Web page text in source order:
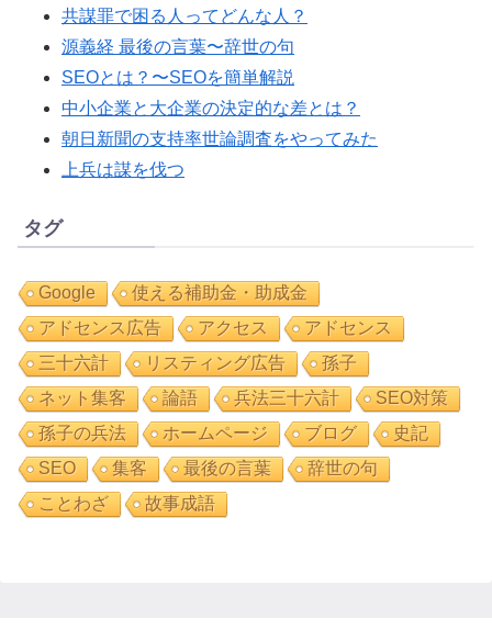
共謀罪で困る人ってどんな人？
源義経 最後の言葉〜辞世の句
SEOとは？〜SEOを簡単解説
中小企業と大企業の決定的な差とは？
朝日新聞の支持率世論調査をやってみた
上兵は謀を伐つ
タグ
Google
使える補助金・助成金
アドセンス広告
アクセス
アドセンス
三十六計
リスティング広告
孫子
ネット集客
論語 兵法三十六計
SEO対策
孫子の兵法
ホームページ ブログ
史記
SEO
集客 最後の言葉
辞世の句
ことわざ
故事成語